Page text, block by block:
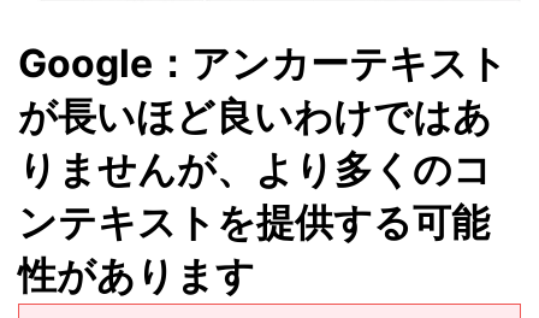
Google：アンカーテキスト
が長いほど良いわけではあ
りませんが、より多くのコ
ンテキストを提供する可能
性があります